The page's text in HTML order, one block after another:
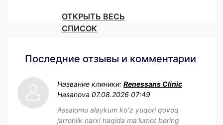
ОТКРЫТЬ ВЕСЬ
СПИСОК
Последние отзывы и комментарии
Название клиники: Renessans Clinic
Hasanova 07.08.2026 07:49
Assalomu alaykum koʻz yuqori qovoq
jarrohlik narxi haqida maʼlumot bering